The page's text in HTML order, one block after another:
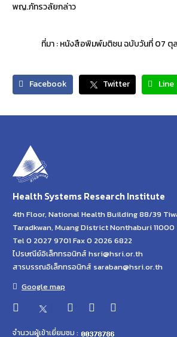
พญ.ภัทรวลัยกล่าว
ที่มา : หนังสือพิมพ์มติชน ฉบับวันที่ 07 ตุ
Facebook Twitter Line
Health Systems Research Institute
4th Floor, National Health Building 88/39
Taradkwan, Muang District Nonthaburi 11000
Tel 0 2027 9701 Fax 0 2026 6822
ไปรษณีย์อิเล็กทรอนิกส์ hsri@hsri.or.th
สารบรรณอิเล็กทรอนิกส์ saraban@hsri.or.th
Google map
จำนวนผู้เข้าเยี่ยมชม :